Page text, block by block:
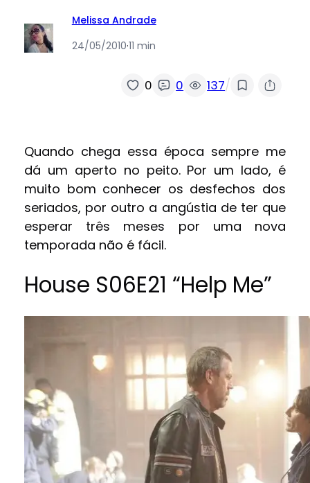
Melissa Andrade
24/05/2010·11 min
0 0 137/
Quando chega essa época sempre me
dá um aperto no peito. Por um lado, é
muito bom conhecer os desfechos dos
seriados, por outro a angústia de ter que
esperar três meses por uma nova
temporada não é fácil.
House S06E21 “Help Me”